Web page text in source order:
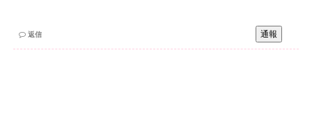
通報
返信